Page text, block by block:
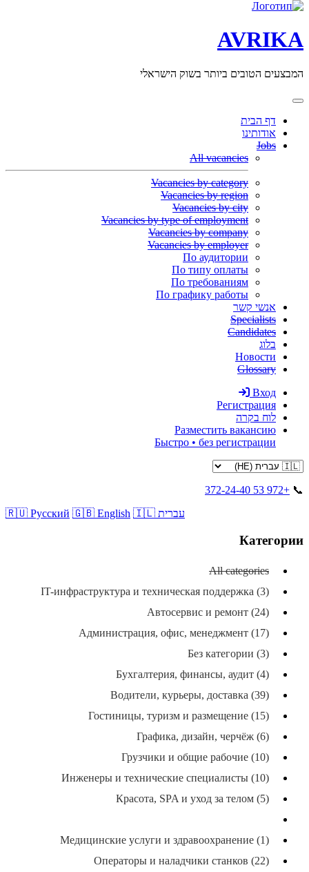
AVRIKA
המבצעים הטובים ביותר בשוק הישראלי
דף הבית
אודותינו
Jobs
All vacancies
Vacancies by category
Vacancies by region
Vacancies by city
Vacancies by type of employment
Vacancies by company
Vacancies by employer
По аудитории
По типу оплаты
По требованиям
По графику работы
אנשי קשר
Specialists
Candidates
בלוג
Новости
Glossary
Вход
Регистрация
לוח בקרה
Разместить вакансию
Быстро • без регистрации
📞
+972 53 372-24-40
🇷🇺 Русский 🇬🇧 English 🇮🇱 עברית
Категории
All categories
IT-инфраструктура и техническая поддержка (3)
Автосервис и ремонт (24)
Администрация, офис, менеджмент (17)
Без категории (3)
Бухгалтерия, финансы, аудит (4)
Водители, курьеры, доставка (39)
Гостиницы, туризм и размещение (15)
Графика, дизайн, черчёж (6)
Грузчики и общие рабочие (10)
Инженеры и технические специалисты (10)
Красота, SPA и уход за телом (5)
Медицинские услуги и здравоохранение (1)
Операторы и наладчики станков (22)